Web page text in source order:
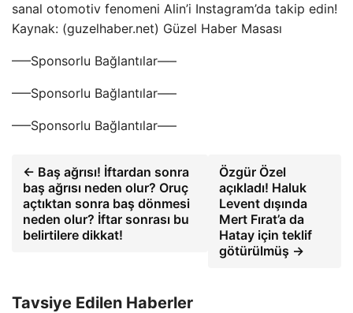
sanal otomotiv fenomeni Alin’i Instagram’da takip edin!
Kaynak: (guzelhaber.net) Güzel Haber Masası
—–Sponsorlu Bağlantılar—–
—–Sponsorlu Bağlantılar—–
—–Sponsorlu Bağlantılar—–
← Baş ağrısı! İftardan sonra
baş ağrısı neden olur? Oruç
açtıktan sonra baş dönmesi
neden olur? İftar sonrası bu
belirtilere dikkat!
Özgür Özel
açıkladı! Haluk
Levent dışında
Mert Fırat’a da
Hatay için teklif
götürülmüş →
Tavsiye Edilen Haberler